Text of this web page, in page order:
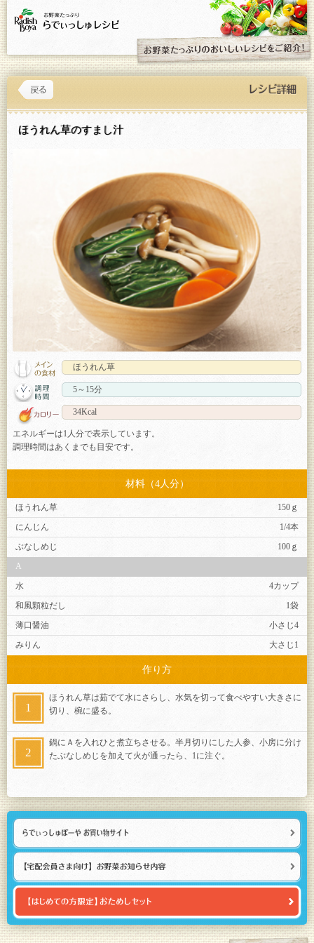
ほうれん草のすまし汁
ほうれん草
5～15分
34Kcal
エネルギーは1人分で表示しています。
調理時間はあくまでも目安です。
材料（4人分）
ほうれん草
150ｇ
にんじん
1/4本
ぶなしめじ
100ｇ
A
水
4カップ
和風顆粒だし
1袋
薄口醤油
小さじ4
みりん
大さじ1
作り方
ほうれん草は茹でて水にさらし、水気を切って食べやすい大きさに
切り、椀に盛る。
鍋にＡを入れひと煮立ちさせる。半月切りにした人参、小房に分け
たぶなしめじを加えて火が通ったら、1に注ぐ。